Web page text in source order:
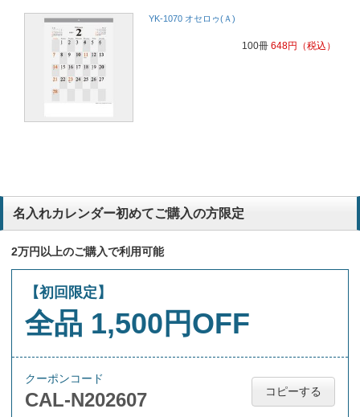
YK-1070 オセロゥ(Ａ)
100冊 648円 （税込）
名入れカレンダー初めてご購入の方限定
2万円以上のご購入で利用可能
【初回限定】
全品 1,500円OFF
クーポンコード
CAL-N202607 コピーする